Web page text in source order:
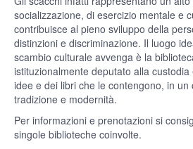
socializzazione, di esercizio mentale e
contribuisce al pieno sviluppo della
distinzioni e discriminazione. Il luogo
scambio culturale avvenga è la
istituzionalmente deputato alla
idee e dei libri che le contengono, in
tradizione e modernità.
Per informazioni e prenotazioni si
singole biblioteche coinvolte.